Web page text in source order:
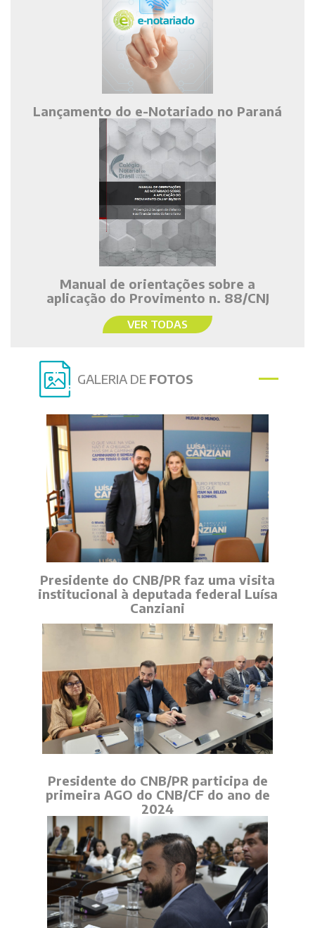
Lançamento do e-Notariado no Paraná
Manual de orientações sobre a
aplicação do Provimento n. 88/CNJ
VER TODAS
GALERIA DE FOTOS
Presidente do CNB/PR faz uma visita
institucional à deputada federal Luísa
Canziani
Presidente do CNB/PR participa de
primeira AGO do CNB/CF do ano de
2024